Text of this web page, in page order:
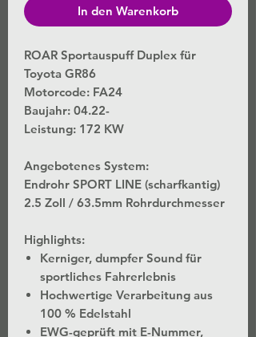
In den Warenkorb
ROAR Sportauspuff Duplex für
Toyota GR86
Motorcode: FA24
Baujahr: 04.22-
Leistung: 172 KW
Angebotenes System:
Endrohr SPORT LINE (scharfkantig)
2.5 Zoll / 63.5mm Rohrdurchmesser
Highlights:
Kerniger, dumpfer Sound für
sportliches Fahrerlebnis
Hochwertige Verarbeitung aus
100 % Edelstahl
EWG-geprüft mit E-Nummer,